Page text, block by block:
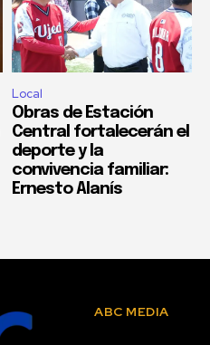
Local
Obras de Estación
Central fortalecerán el
deporte y la
convivencia familiar:
Ernesto Alanís
ABC MEDIA